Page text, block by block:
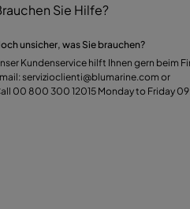
Sie Hilfe?
unsicher, was Sie brauchen?
Kundenservice hilft Ihnen gern beim
servizioclienti@blumarine.com or
00 800 300 12015 Monday to Friday